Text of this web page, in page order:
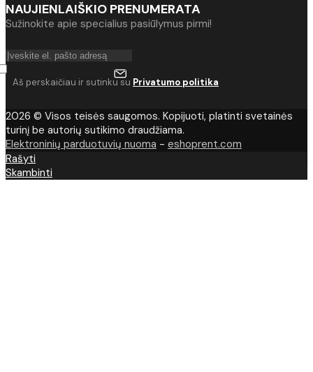
NAUJIENLAIŠKIO PRENUMERATA
Sužinokite apie specialius pasiūlymus pirmi!
Aš perskaičiau ir sutinku su Privatumo politika
2026 © Visos teisės saugomos. Kopijuoti, platinti svetainės
turinį be autorių sutikimo draudžiama.
Elektroninių parduotuvių nuoma - eshoprent.com
Rašyti
Skambinti